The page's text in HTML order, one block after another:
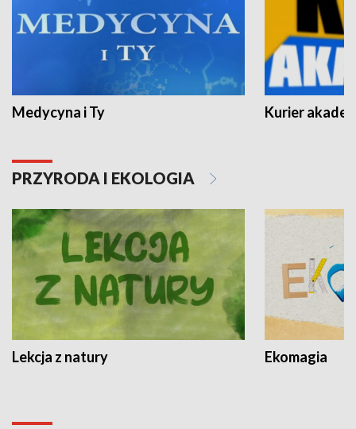
Medycyna i Ty Kurier
PRZYRODA I EKOLOGIA
Lekcja z natury Ekomagia